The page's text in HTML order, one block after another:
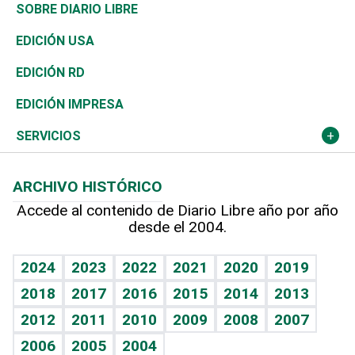
Reportajes
Asia
África
Ocenanía
Caribe
Resto del mundo
Consumo
Vivienda
Telecom.
Global y variable
Economía personal
Belleza
Buena Vida
Sociales
Novedades
Podcast Arte Libre
Hablando con el pediatra
Vida y familia
Eñe
Celebrando la vida
Golf
Ciclismo
Tenis
Olimpismo
Más deportes
Línea de hit
TBT Deportivo
De buena tinta
En Directo
El Espía
Noticiero Poteleche
Columnistas
Clima
Tecnología
Historia
Martes de tecnología
Cambio climático
Mundo
Economía
Revista
Deportes
Opinión
Hecho en casa
Guía del dinero
SOBRE DIARIO LIBRE
EDICIÓN USA
EDICIÓN RD
EDICIÓN IMPRESA
SERVICIOS
Cumpleaños
Horóscopos
Crucigramas
ARCHIVO HISTÓRICO
Accede al contenido de Diario Libre año por año
desde el 2004.
2024 2023 2022 2021 2020
2019
2018
2017 2016 2015 2014
2013
2012
2011 2010 2009 2008
2007
2006
2005 2004